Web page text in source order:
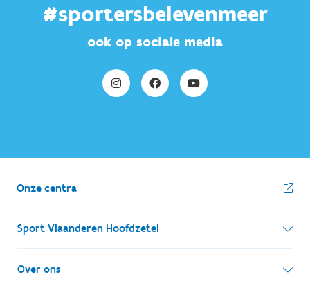
#sportersbelevenmeer
ook op sociale media
Onze centra
Sport Vlaanderen Hoofdzetel
Simon Bolivarlaan 17
1000 Brussel
Over ons